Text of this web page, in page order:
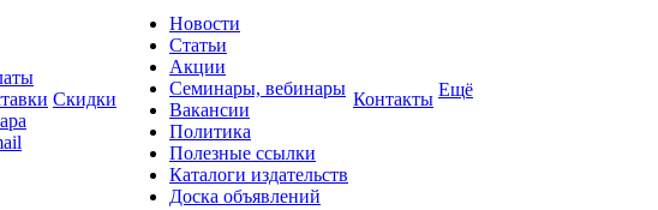
Скидки
Новости
Статьи
Акции
Семинары, вебинары
Вакансии
Политика
Полезные ссылки
Каталоги издательств
Доска объявлений
Контакты Ещё